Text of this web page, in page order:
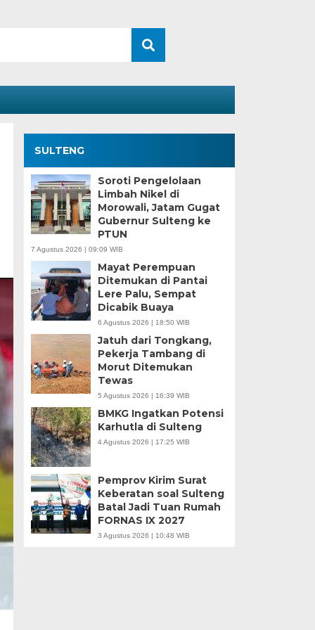
SULTENG
Soroti Pengelolaan
Limbah Nikel di
Morowali, Jatam Gugat
Gubernur Sulteng ke
PTUN
7 Agustus 2026 | 09:09 WIB
Mayat Perempuan
Ditemukan di Pantai
Lere Palu, Sempat
Dicabik Buaya
6 Agustus 2026 | 18:50 WIB
Jatuh dari Tongkang,
Pekerja Tambang di
Morut Ditemukan
Tewas
5 Agustus 2026 | 16:39 WIB
BMKG Ingatkan Potensi
Karhutla di Sulteng
4 Agustus 2026 | 17:25 WIB
Pemprov Kirim Surat
Keberatan soal Sulteng
Batal Jadi Tuan Rumah
FORNAS IX 2027
3 Agustus 2026 | 10:48 WIB